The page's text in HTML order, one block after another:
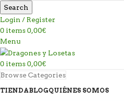
Search
Login / Register
0 items0,00€
Menu
0 items0,00€
Browse Categories
TIENDABLOGQUIÉNES SOMOS